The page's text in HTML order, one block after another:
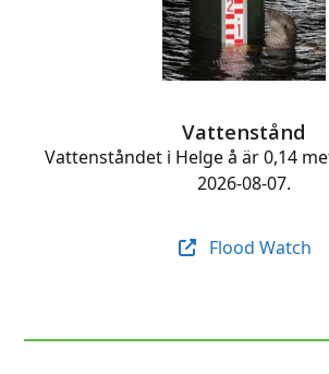
Vattenstånd
Vattenståndet i Helge å är 0,14
2026-08-07.
Flood Watch